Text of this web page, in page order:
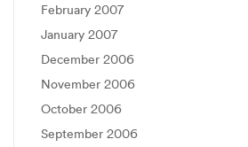
February 2007
January 2007
December 2006
November 2006
October 2006
September 2006